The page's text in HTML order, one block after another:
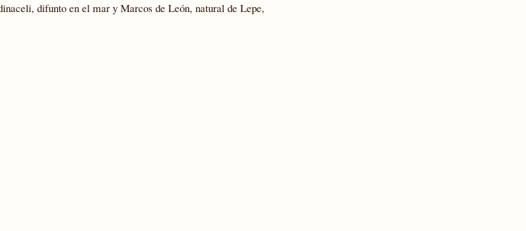
difunto en el mar y Marcos de León, natural de Lepe,